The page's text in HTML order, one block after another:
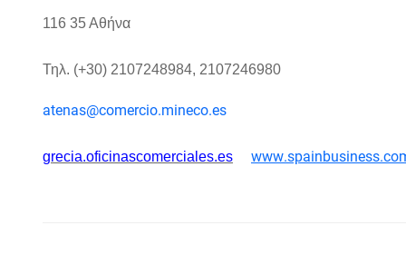
116 35 Αθήνα
Τηλ. (+30) 2107248984, 2107246980
atenas@comercio.mineco.es
grecia.oficinascomerciales.es www.spainbusiness.